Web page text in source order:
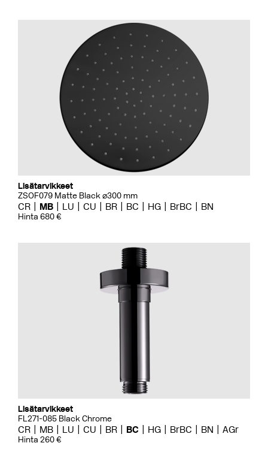
Lisätarvikkeet
ZSOF079 Matte Black ⌀300 mm
CR MB LU CU BR BC HG BrBC BN
Hinta 680 €
Lisätarvikkeet
FL271-085 Black Chrome
CR MB LU CU BR BC HG BrBC BN AGr
Hinta 260 €